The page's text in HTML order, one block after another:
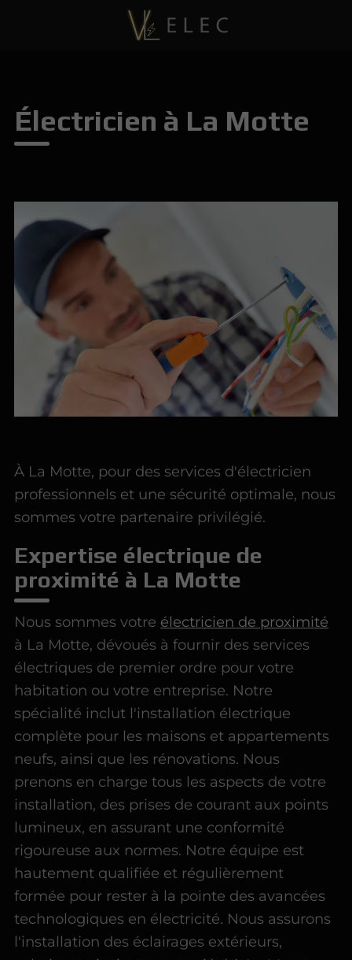
Électricien à La Motte
À La Motte, pour des services d'électricien
professionnels et une sécurité optimale, nous
sommes votre partenaire privilégié.
Expertise électrique de
proximité à La Motte
Nous sommes votre électricien de proximité
à La Motte, dévoués à fournir des services
électriques de premier ordre pour votre
habitation ou votre entreprise. Notre
spécialité inclut l'installation électrique
complète pour les maisons et appartements
neufs, ainsi que les rénovations. Nous
prenons en charge tous les aspects de votre
installation, des prises de courant aux points
lumineux, en assurant une conformité
rigoureuse aux normes. Notre équipe est
hautement qualifiée et régulièrement
formée pour rester à la pointe des avancées
technologiques en électricité. Nous assurons
l'installation des éclairages extérieurs,